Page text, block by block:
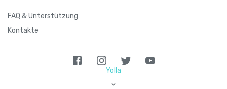
FAQ & Unterstützung
Kontakte
Yolla
>